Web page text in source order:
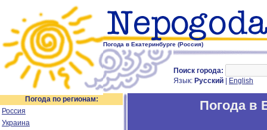
Погода в Екатеринбурге (Россия)
Поиск города:
Язык: Русский English
Погода по регионам:
Россия
Украина
Погода в